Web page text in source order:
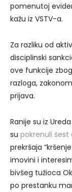
pomenutoj
kažu iz VSTV-a.
Za razliku od
disciplinski
ove funkcije
razloga,
prijava.
Ranije su iz
su pokrenuli šest
prekršaja
imovini i
bivšeg tužioca
po prestanku